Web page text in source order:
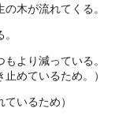
木が流れてくる。
より減っている。
めているため。）
いるため）